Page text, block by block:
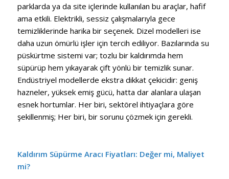
parklarda ya da site içlerinde kullanılan bu araçlar, hafif
ama etkili. Elektrikli, sessiz çalışmalarıyla gece
temizliklerinde harika bir seçenek. Dizel modelleri ise
daha uzun ömürlü işler için tercih ediliyor. Bazılarında su
püskürtme sistemi var; tozlu bir kaldırımda hem
süpürüp hem yıkayarak çift yönlü bir temizlik sunar.
Endüstriyel modellerde ekstra dikkat çekicidir: geniş
hazneler, yüksek emiş gücü, hatta dar alanlara ulaşan
esnek hortumlar. Her biri, sektörel ihtiyaçlara göre
şekillenmiş; Her biri, bir sorunu çözmek için gerekli.
Kaldırım Süpürme Aracı Fiyatları: Değer mi, Maliyet
mi?